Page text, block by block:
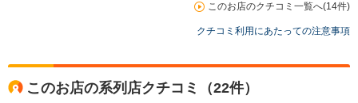
このお店のクチコミ一覧へ(14件)
クチコミ利用にあたっての注意事項
このお店の系列店クチコミ（22件）